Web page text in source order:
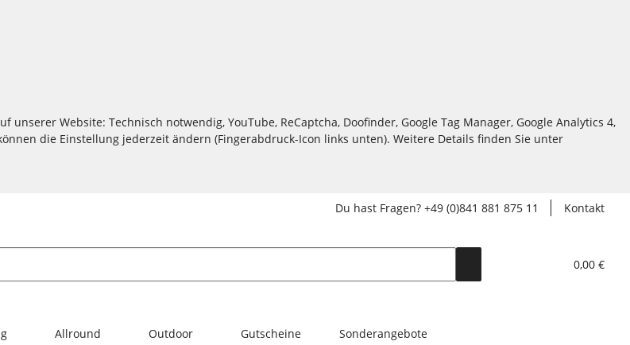
Website: Technisch notwendig, YouTube, ReCaptcha, Doofinder, Google Tag Manager, Google Analytics 4,
die Einstellung jederzeit ändern (Fingerabdruck-Icon links unten). Weitere Details finden Sie unter
Du hast Fragen? +49 (0)841 881 875 11
Kontakt
0,00 €
Allround Outdoor Gutscheine Sonderangebote